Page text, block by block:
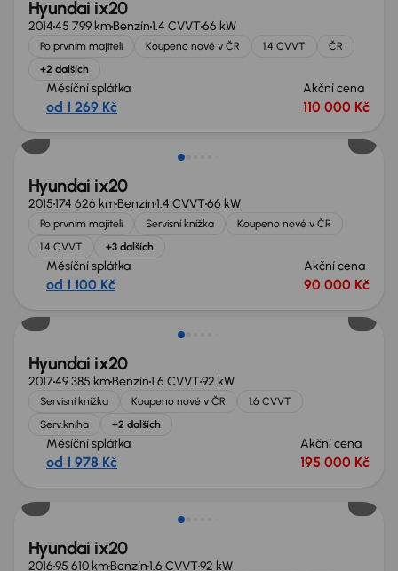
Hyundai ix20
201445 799 kmBenzín1.4 CVVT66 kW
Po prvním majiteli Koupeno nové v ČR 1.4 CVVT
ČR
+2 dalších
Měsíční splátka
od 1 269 Kč
Akční cena
110 000 Kč
Hyundai ix20
2015174 626 kmBenzín1.4 CVVT66 kW
Po prvním majiteli Servisní knížka
Koupeno nové v ČR
1.4 CVVT
+3 dalších
Měsíční splátka
od 1 100 Kč
Akční cena
90 000 Kč
Hyundai ix20
201749 385 kmBenzín1.6 CVVT92 kW
Servisní knížka Koupeno nové v ČR
1.6 CVVT
Serv.kniha
+2 dalších
Měsíční splátka
od 1 978 Kč
Akční cena
195 000 Kč
Hyundai ix20
201695 610 kmBenzín1.6 CVVT92 kW